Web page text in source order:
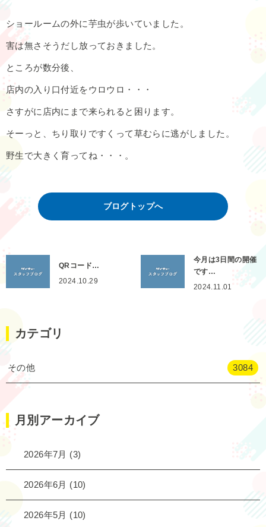
ショールームの外に芋虫が歩いていました。
害は無さそうだし放っておきました。
ところが数分後、
店内の入り口付近をウロウロ・・・
さすがに店内にまで来られると困ります。
そーっと、ちり取りですくって草むらに逃がしました。
野生で大きく育ってね・・・。
ブログトップへ
QRコード…
2024.10.29
今月は3日間の開催
です…
2024.11.01
カテゴリ
その他 3084
月別アーカイブ
2026年7月 (3)
2026年6月 (10)
2026年5月 (10)